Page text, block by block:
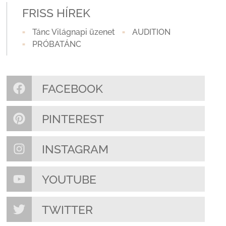
FRISS HÍREK
Tánc Világnapi üzenet
AUDITION
PRÓBATÁNC
FACEBOOK
PINTEREST
INSTAGRAM
YOUTUBE
TWITTER